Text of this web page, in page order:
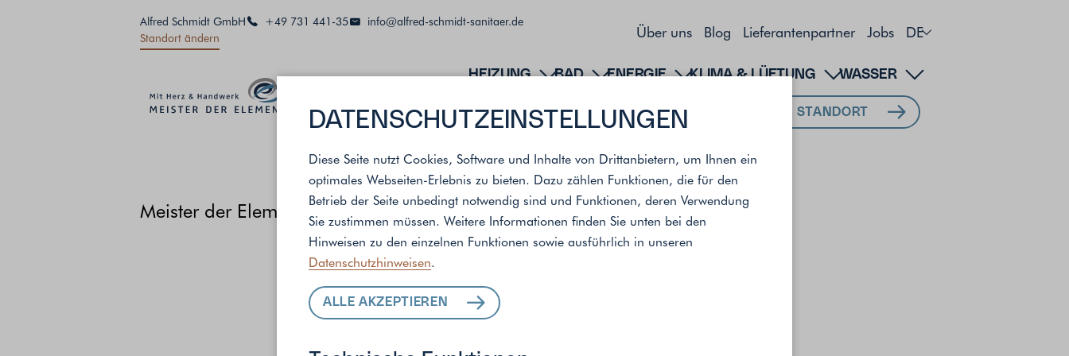
DATENSCHUTZ­EINSTELLUNGEN
Diese Seite nutzt Cookies, Software und Inhalte von Drittanbietern, um Ihnen ein
optimales Webseiten-Erlebnis zu bieten. Dazu zählen Funktionen, die für den
Betrieb der Seite unbedingt notwendig sind und Funktionen, deren Verwendung
Sie zustimmen müssen. Weitere Informationen finden Sie unten bei den
Hinweisen zu den einzelnen Funktionen sowie ausführlich in unseren
Datenschutzhinweisen.
ALLE AKZEPTIEREN
Alfred Schmidt GmbH +49 731 441-35
info@alfred-schmidt-sanitaer.de
Standort ändern
Über uns Blog Lieferantenpartner Jobs DE
HEIZUNG BAD ENERGIE KLIMA & LÜFTUNG WASSER
MEIN STANDORT
Meister der Elemente/ Standort
ALLE LEISTUNGEN
FÜR IHR ZUHAUSE